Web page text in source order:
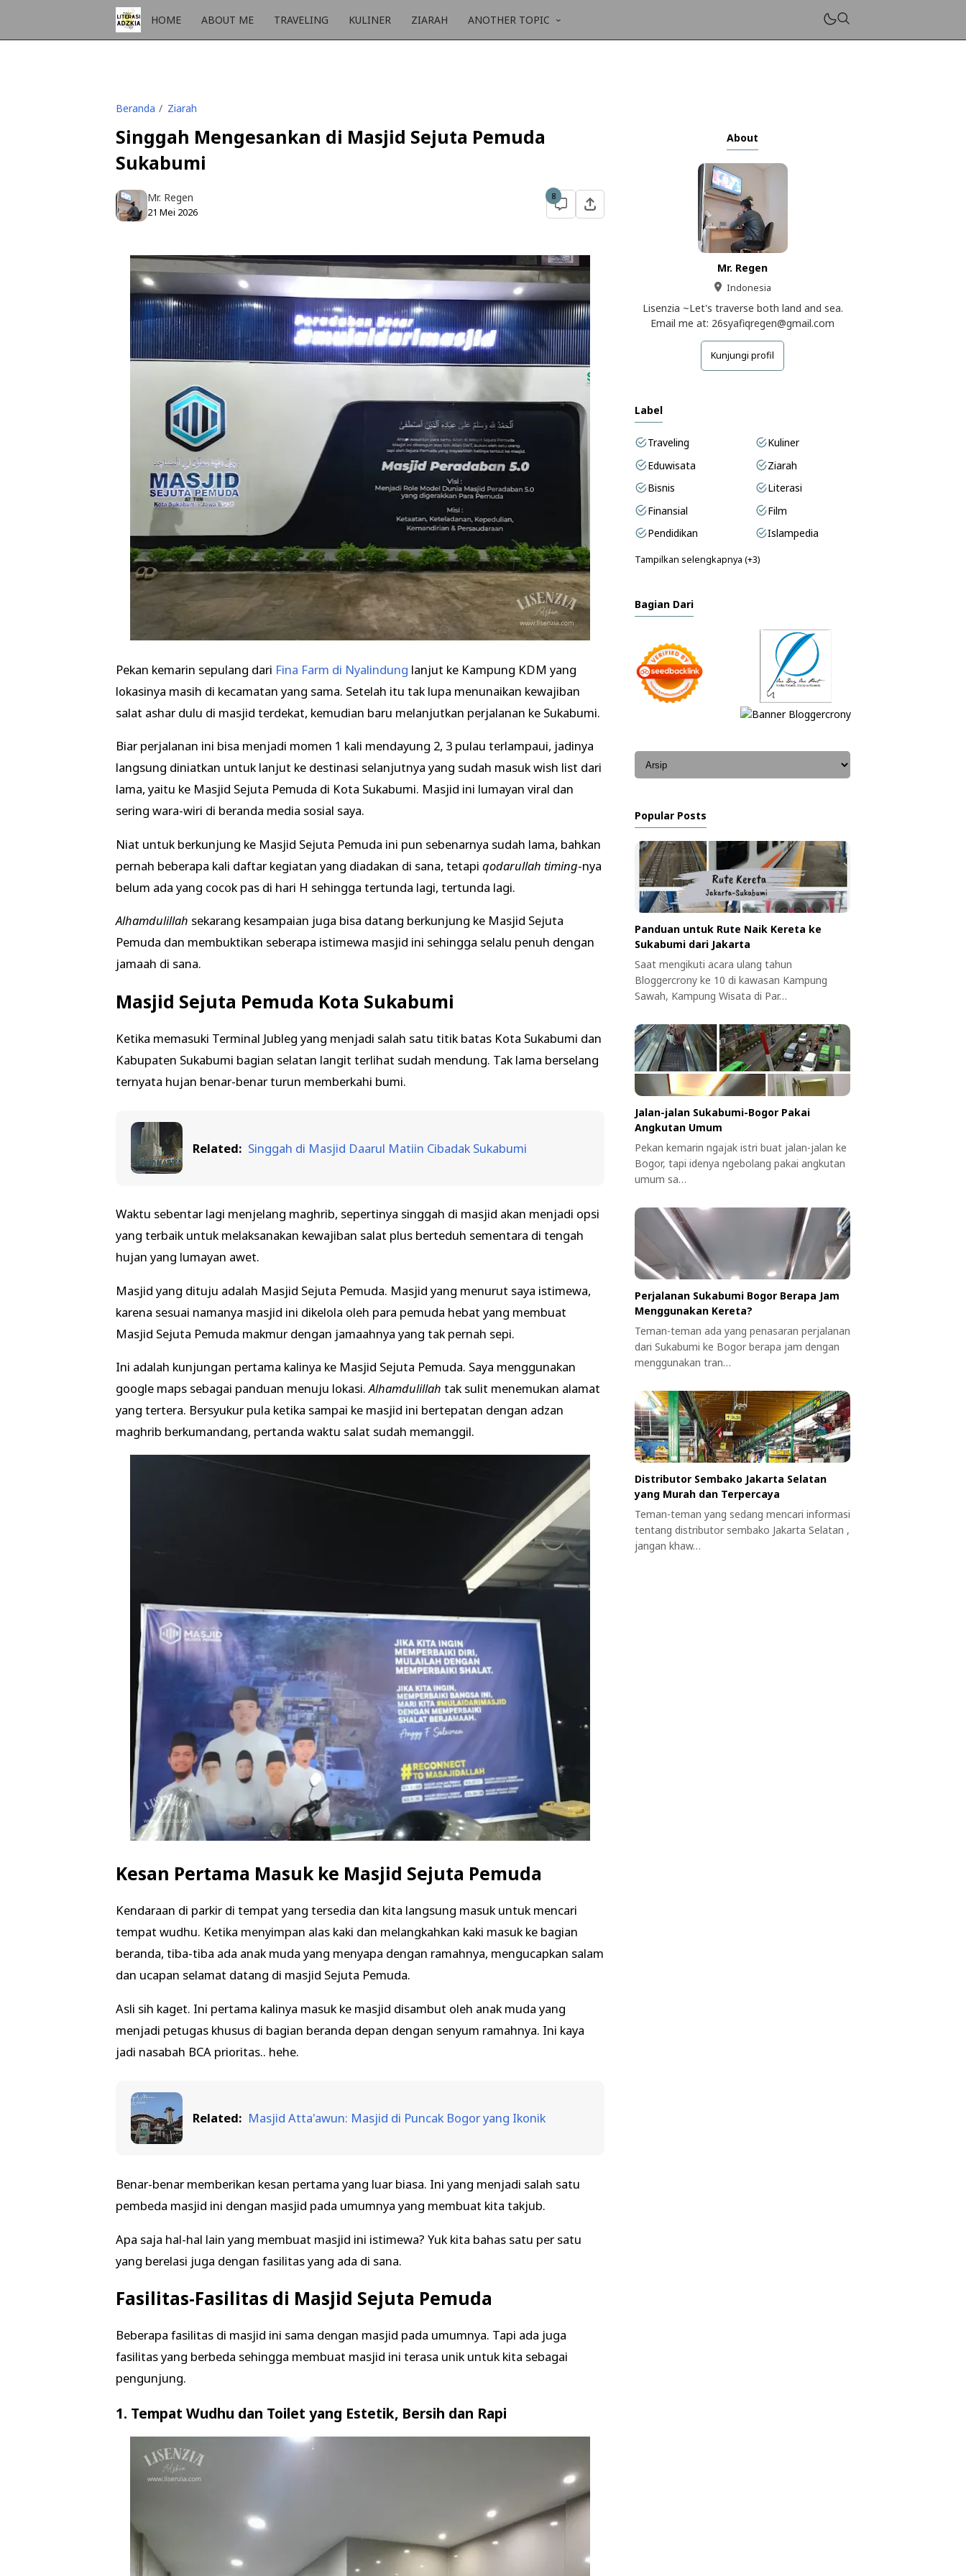
HOME ABOUT ME TRAVELING KULINER ZIARAH ANOTHER TOPIC
Beranda Ziarah
Singgah Mengesankan di Masjid Sejuta Pemuda
Sukabumi
Mr. Regen
21 Mei 2026
8
Pekan kemarin sepulang dari Fina Farm di Nyalindung lanjut ke Kampung KDM yang
lokasinya masih di kecamatan yang sama. Setelah itu tak lupa menunaikan kewajiban
salat ashar dulu di masjid terdekat, kemudian baru melanjutkan perjalanan ke Sukabumi.
Biar perjalanan ini bisa menjadi momen 1 kali mendayung 2, 3 pulau terlampaui, jadinya
langsung diniatkan untuk lanjut ke destinasi selanjutnya yang sudah masuk wish list dari
lama, yaitu ke Masjid Sejuta Pemuda di Kota Sukabumi. Masjid ini lumayan viral dan
sering wara-wiri di beranda media sosial saya.
Niat untuk berkunjung ke Masjid Sejuta Pemuda ini pun sebenarnya sudah lama, bahkan
pernah beberapa kali daftar kegiatan yang diadakan di sana, tetapi qodarullah timing-nya
belum ada yang cocok pas di hari H sehingga tertunda lagi, tertunda lagi.
Alhamdulillah sekarang kesampaian juga bisa datang berkunjung ke Masjid Sejuta
Pemuda dan membuktikan seberapa istimewa masjid ini sehingga selalu penuh dengan
jamaah di sana.
Masjid Sejuta Pemuda Kota Sukabumi
Ketika memasuki Terminal Jubleg yang menjadi salah satu titik batas Kota Sukabumi dan
Kabupaten Sukabumi bagian selatan langit terlihat sudah mendung. Tak lama berselang
ternyata hujan benar-benar turun memberkahi bumi.
Related: Singgah di Masjid Daarul Matiin Cibadak Sukabumi
Waktu sebentar lagi menjelang maghrib, sepertinya singgah di masjid akan menjadi opsi
yang terbaik untuk melaksanakan kewajiban salat plus berteduh sementara di tengah
hujan yang lumayan awet.
Masjid yang dituju adalah Masjid Sejuta Pemuda. Masjid yang menurut saya istimewa,
karena sesuai namanya masjid ini dikelola oleh para pemuda hebat yang membuat
Masjid Sejuta Pemuda makmur dengan jamaahnya yang tak pernah sepi.
Ini adalah kunjungan pertama kalinya ke Masjid Sejuta Pemuda. Saya menggunakan
google maps sebagai panduan menuju lokasi.Alhamdulillah tak sulit menemukan alamat
yang tertera. Bersyukur pula ketika sampai ke masjid ini bertepatan dengan adzan
maghrib berkumandang, pertanda waktu salat sudah memanggil.
Kesan Pertama Masuk ke Masjid Sejuta Pemuda
Kendaraan di parkir di tempat yang tersedia dan kita langsung masuk untuk mencari
tempat wudhu. Ketika menyimpan alas kaki dan melangkahkan kaki masuk ke bagian
beranda, tiba-tiba ada anak muda yang menyapa dengan ramahnya, mengucapkan salam
dan ucapan selamat datang di masjid Sejuta Pemuda.
Asli sih kaget. Ini pertama kalinya masuk ke masjid disambut oleh anak muda yang
menjadi petugas khusus di bagian beranda depan dengan senyum ramahnya. Ini kaya
jadi nasabah BCA prioritas.. hehe.
Related: Masjid Atta'awun: Masjid di Puncak Bogor yang Ikonik
Benar-benar memberikan kesan pertama yang luar biasa. Ini yang menjadi salah satu
pembeda masjid ini dengan masjid pada umumnya yang membuat kita takjub.
Apa saja hal-hal lain yang membuat masjid ini istimewa? Yuk kita bahas satu per satu
yang berelasi juga dengan fasilitas yang ada di sana.
Fasilitas-Fasilitas di Masjid Sejuta Pemuda
Beberapa fasilitas di masjid ini sama dengan masjid pada umumnya. Tapi ada juga
fasilitas yang berbeda sehingga membuat masjid ini terasa unik untuk kita sebagai
pengunjung.
1. Tempat Wudhu dan Toilet yang Estetik, Bersih dan Rapi
About
Mr. Regen
Indonesia
Lisenzia ~Let's traverse both land and sea.
Email me at: 26syafiqregen@gmail.com
Kunjungi profil
Label
Traveling
Kuliner
Eduwisata
Ziarah
Bisnis
Literasi
Finansial
Film
Pendidikan
Islampedia
Tampilkan selengkapnya (+3)
Bagian Dari
Popular Posts
Panduan untuk Rute Naik Kereta ke
Sukabumi dari Jakarta
Saat mengikuti acara ulang tahun
Bloggercrony ke 10 di kawasan Kampung
Sawah, Kampung Wisata di Par…
Jalan-jalan Sukabumi-Bogor Pakai
Angkutan Umum
Pekan kemarin ngajak istri buat jalan-jalan ke
Bogor, tapi idenya ngebolang pakai angkutan
umum sa…
Perjalanan Sukabumi Bogor Berapa Jam
Menggunakan Kereta?
Teman-teman ada yang penasaran perjalanan
dari Sukabumi ke Bogor berapa jam dengan
menggunakan tran…
Distributor Sembako Jakarta Selatan
yang Murah dan Terpercaya
Teman-teman yang sedang mencari informasi
tentang distributor sembako Jakarta Selatan ,
jangan khaw…